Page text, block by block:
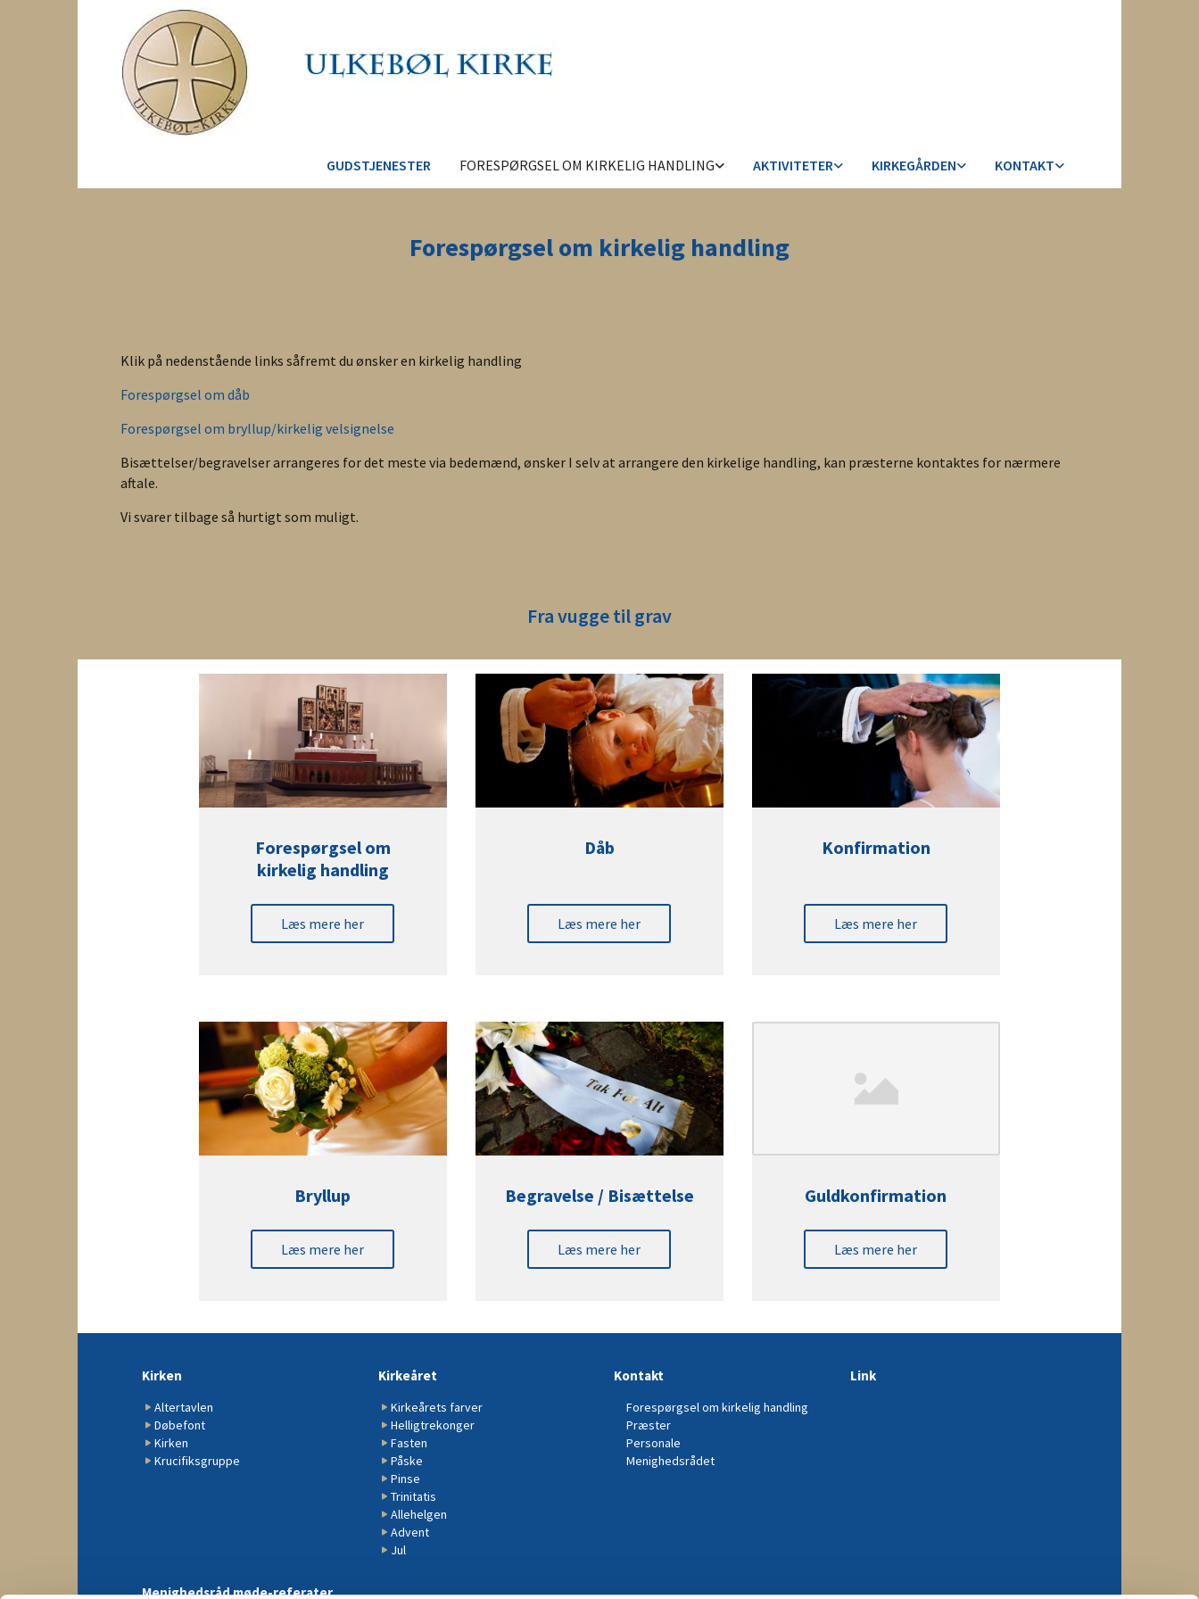
GUDSTJENESTER FORESPØRGSEL OM KIRKELIG HANDLING AKTIVITETER KIRKEGÅRDEN KONTAKT
Forespørgsel om kirkelig handling
Klik på nedenstående links såfremt du ønsker en kirkelig handling
Forespørgsel om dåb
Forespørgsel om bryllup/kirkelig velsignelse
Bisættelser/begravelser arrangeres for det meste via bedemænd, ønsker I selv at arrangere den kirkelige handling, kan præsterne kontaktes for nærmere
aftale.
Vi svarer tilbage så hurtigt som muligt.
Fra vugge til grav
Forespørgsel om
kirkelig handling
Læs mere her
Dåb
Læs mere her
Konfirmation
Læs mere her
Bryllup
Læs mere her
Begravelse / Bisættelse
Læs mere her
Guldkonfirmation
Læs mere her
Kirken
Altertavlen
Døbefont
Kirken
Krucifiksgruppe
Kirkeåret
Kirkeårets farver
Helligtrekonger
Fasten
Påske
Pinse
Trinitatis
Allehelgen
Advent
Jul
Kontakt
Forespørgsel om kirkelig handling
Præster
Personale
Menighedsrådet
Link
Menighedsråd møde-referater